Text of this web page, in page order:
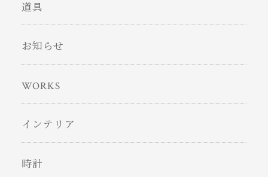
道具
お知らせ
WORKS
インテリア
時計